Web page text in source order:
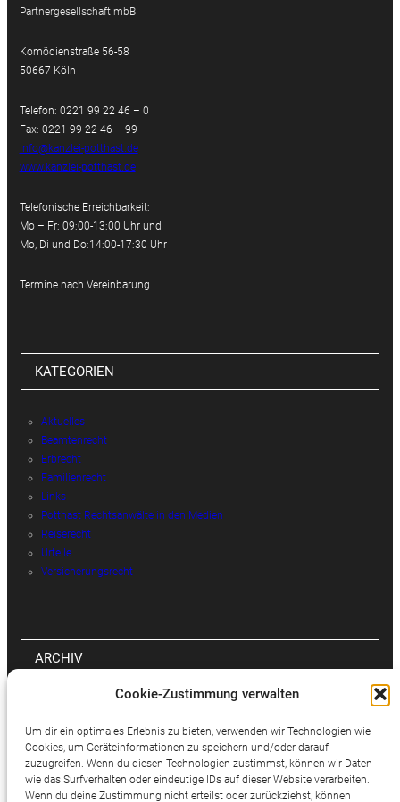
Cookie-Zustimmung verwalten
Um dir ein optimales Erlebnis zu bieten, verwenden wir Technologien wie
Cookies, um Geräteinformationen zu speichern und/oder darauf
zuzugreifen. Wenn du diesen Technologien zustimmst, können wir Daten
wie das Surfverhalten oder eindeutige IDs auf dieser Website verarbeiten.
Wenn du deine Zustimmung nicht erteilst oder zurückziehst, können
Partnergesellschaft mbB
Komödienstraße 56-58
50667 Köln
Telefon: 0221 99 22 46 – 0
Fax: 0221 99 22 46 – 99
info@kanzlei-potthast.de
www.kanzlei-potthast.de
Telefonische Erreichbarkeit:
Mo – Fr: 09:00-13:00 Uhr und
Mo, Di und Do:14:00-17:30 Uhr
Termine nach Vereinbarung
KATEGORIEN
Aktuelles
Beamtenrecht
Erbrecht
Familienrecht
Links
Potthast Rechtsanwälte in den Medien
Reiserecht
Urteile
Versicherungsrecht
ARCHIV
SOCIAL MEDIA